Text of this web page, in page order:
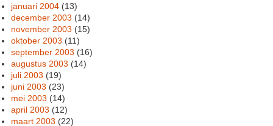
januari 2004 (13)
december 2003 (14)
november 2003 (15)
oktober 2003 (11)
september 2003 (16)
augustus 2003 (14)
juli 2003 (19)
juni 2003 (23)
mei 2003 (14)
april 2003 (12)
maart 2003 (22)